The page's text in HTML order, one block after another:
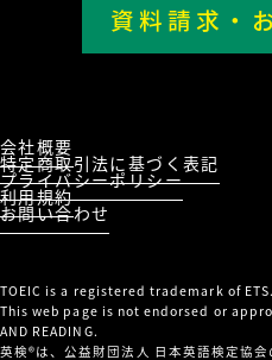
資料請求・
会社概要
特定商取引法に基づく表記
プライバシーポリシー
利用規約
お問い合わせ
TOEIC is a registered trademark of ETS.
This web page is not endorsed or
AND READING.
英検®は、公益財団法人 日本英語検定協会